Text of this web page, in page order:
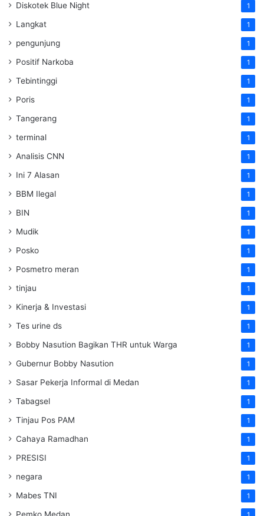
Diskotek Blue Night 1
Langkat 1
pengunjung 1
Positif Narkoba 1
Tebintinggi 1
Poris 1
Tangerang 1
terminal 1
Analisis CNN 1
Ini 7 Alasan 1
BBM Ilegal 1
BIN 1
Mudik 1
Posko 1
Posmetro meran 1
tinjau 1
Kinerja & Investasi 1
Tes urine ds 1
Bobby Nasution Bagikan THR untuk Warga 1
Gubernur Bobby Nasution 1
Sasar Pekerja Informal di Medan 1
Tabagsel 1
Tinjau Pos PAM 1
Cahaya Ramadhan 1
PRESISI 1
negara 1
Mabes TNI 1